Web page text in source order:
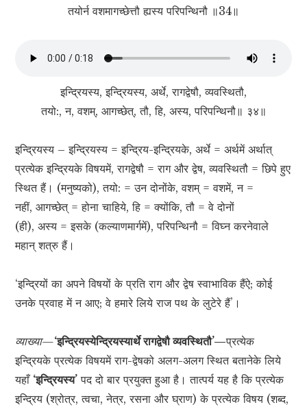
तयोर्न वशमागच्छेत्तौ ह्यस्य परिपन्थिनौ ॥34॥
इन्द्रियस्य, इन्द्रियस्य, अर्थे, रागद्वेषौ, व्यवस्थितौ,
तयो:, न, वशम्, आगच्छेत्, तौ, हि, अस्य, परिपन्थिनौ॥ ३४॥
इन्द्रियस्य – इन्द्रियस्य = इन्द्रिय-इन्द्रियके, अर्थे = अर्थमें अर्थात्
प्रत्येक इन्द्रियके विषयमें, रागद्वेषौ = राग और द्वेष, व्यवस्थितौ = छिपे हुए
स्थित हैं। (मनुष्यको), तयो: = उन दोनोंके, वशम् = वशमें, न =
नहीं, आगच्छेत् = होना चाहिये, हि = क्योंकि, तौ = वे दोनों
(ही), अस्य = इसके (कल्याणमार्गमें), परिपन्थिनौ = विघ्न करनेवाले
महान् शत्रु हैं।
‘इन्द्रियों का अपने विषयों के प्रति राग और द्वेष स्वाभाविक हैंऐ; कोई
उनके प्रवाह में न आए; वे हमारे लिये राज पथ के लुटेरे हैं’।
व्याख्या—‘इन्द्रियस्येन्द्रियस्यार्थे रागद्वेषौ व्यवस्थितौ’—प्रत्येक
इन्द्रियके प्रत्येक विषयमें राग-द्वेषको अलग-अलग स्थित बतानेके लिये
यहाँ ‘इन्द्रियस्य’ पद दो बार प्रयुक्त हुआ है। तात्पर्य यह है कि प्रत्येक
इन्द्रिय (श्रोत्र, त्वचा, नेत्र, रसना और घ्राण) के प्रत्येक विषय (शब्द,